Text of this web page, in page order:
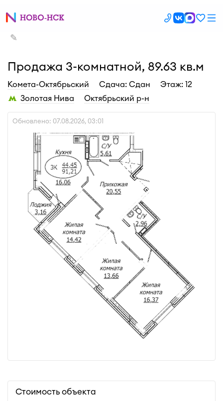
✎
Продажа 3-комнатной, 89.63 кв.м
Комета-Октябрьский Cдача: Сдан
Этаж: 12
Золотая Нива
Октябрьский р-н
Обновлено: 07.08.2026, 03:01
Стоимость объекта